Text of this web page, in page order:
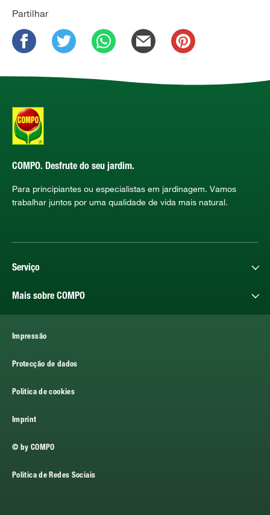
Partilhar
COMPO. Desfrute do seu jardim.
Para principiantes ou especialistas em jardinagem. Vamos
trabalhar juntos por uma qualidade de vida mais natural.
Serviço
Mais sobre COMPO
Impressão
Protecção de dados
Politica de cookies
Imprint
© by COMPO
Política de Redes Sociais